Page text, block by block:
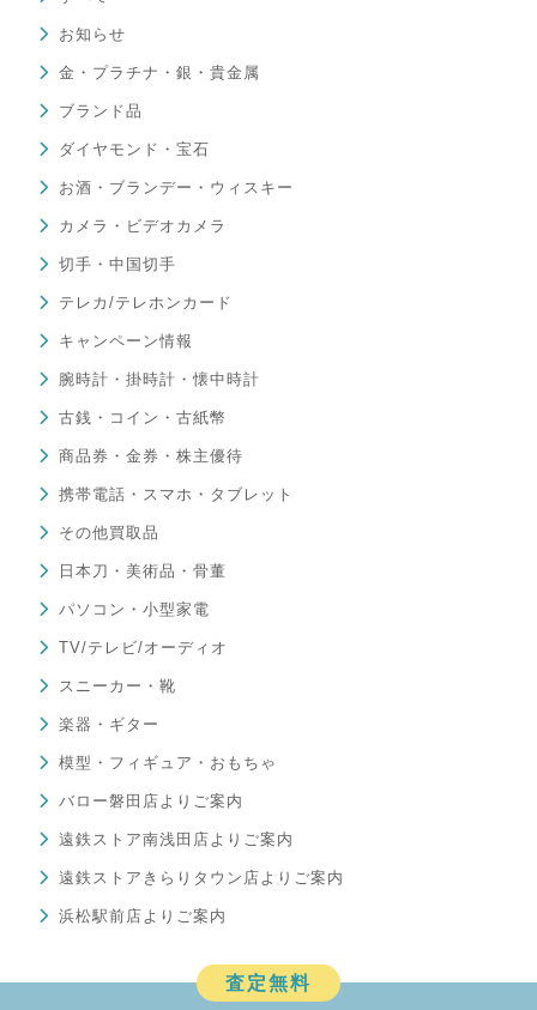
お知らせ
金・プラチナ・銀・貴金属
ブランド品
ダイヤモンド・宝石
お酒・ブランデー・ウィスキー
カメラ・ビデオカメラ
切手・中国切手
テレカ/テレホンカード
キャンペーン情報
腕時計・掛時計・懐中時計
古銭・コイン・古紙幣
商品券・金券・株主優待
携帯電話・スマホ・タブレット
その他買取品
日本刀・美術品・骨董
パソコン・小型家電
TV/テレビ/オーディオ
スニーカー・靴
楽器・ギター
模型・フィギュア・おもちゃ
バロー磐田店よりご案内
遠鉄ストア南浅田店よりご案内
遠鉄ストアきらりタウン店よりご案内
浜松駅前店よりご案内
査定無料